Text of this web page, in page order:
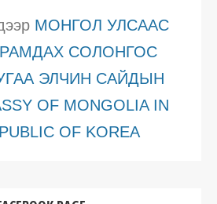
МОНГОЛ УЛСААС
СОЛОНГОС
ЭЛЧИН САЙДЫН
OF MONGOLIA IN
OF KOREA